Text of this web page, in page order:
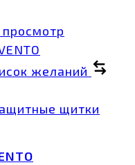
желаний
щитки